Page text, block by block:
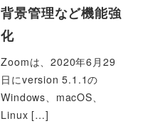
背景管理など機能強
化
Zoomは、2020年6月29
日にversion 5.1.1の
Windows、macOS、
Linux […]